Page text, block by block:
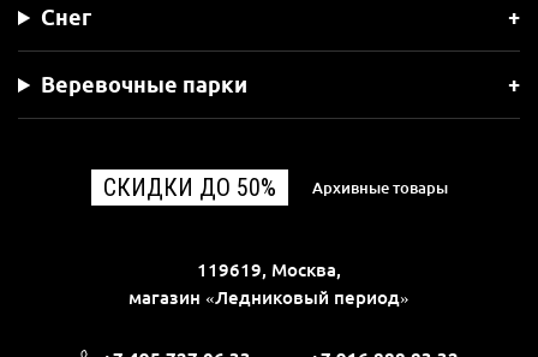
Снег
Веревочные парки
СКИДКИ ДО 50% Архивные товары
119619, Москва,
магазин «Ледниковый период»